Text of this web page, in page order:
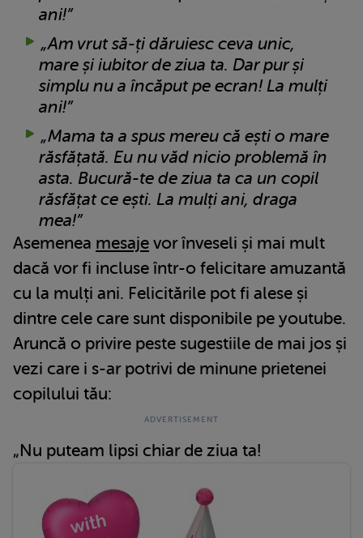
ani!”
„Am vrut să-ți dăruiesc ceva unic,
mare și iubitor de ziua ta. Dar pur și
simplu nu a încăput pe ecran! La mulți
ani!”
„Mama ta a spus mereu că ești o mare
răsfățată. Eu nu văd nicio problemă în
asta. Bucură-te de ziua ta ca un copil
răsfățat ce ești. La mulți ani, draga
mea!”
Asemenea mesaje vor înveseli și mai mult
dacă vor fi incluse într-o felicitare amuzantă
cu la mulți ani. Felicitările pot fi alese și
dintre cele care sunt disponibile pe youtube.
Aruncă o privire peste sugestiile de mai jos și
vezi care i s-ar potrivi de minune prietenei
copilului tău:
„Nu puteam lipsi chiar de ziua ta!